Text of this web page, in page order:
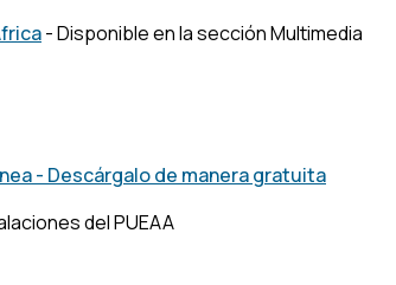
- Disponible en la sección Multimedia
- Descárgalo de manera gratuita
del PUEAA